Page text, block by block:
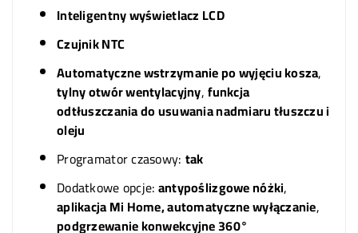
Inteligentny wyświetlacz LCD
Czujnik NTC
Automatyczne wstrzymanie po wyjęciu kosza,
tylny otwór wentylacyjny,funkcja
odtłuszczania do usuwania nadmiaru tłuszczu i
oleju
Programator czasowy: tak
Dodatkowe opcje:antypoślizgowe nóżki,
aplikacja Mi Home, automatyczne wyłączanie,
podgrzewanie konwekcyjne 360°